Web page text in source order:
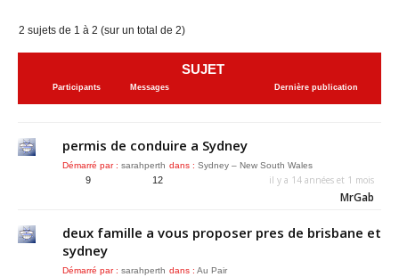
2 sujets de 1 à 2 (sur un total de 2)
SUJET
Participants Messages Dernière publication
permis de conduire a Sydney
Démarré par : sarahperth dans : Sydney – New South Wales
9 12 il y a 14 années et 1 mois
MrGab
deux famille a vous proposer pres de brisbane et
sydney
Démarré par : sarahperth dans : Au Pair